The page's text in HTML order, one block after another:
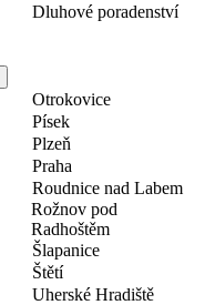
Dluhové poradenství
Otrokovice
Písek
Plzeň
Praha
Roudnice nad Labem
Rožnov pod
Radhoštěm
Šlapanice
Štětí
Uherské Hradiště